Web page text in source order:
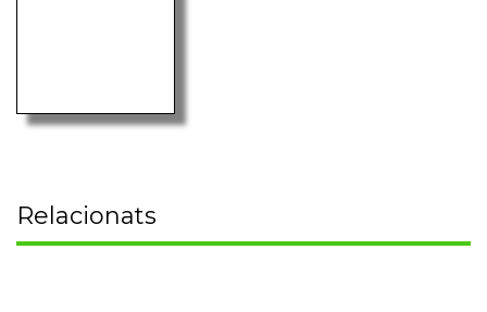
Relacionats